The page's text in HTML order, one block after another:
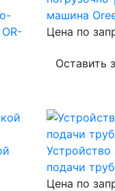
машина
Цена по
Оставить
Устройство
подачи
Цена по